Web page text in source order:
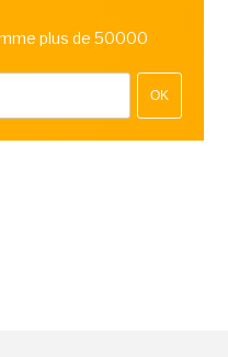
plus de 50000
OK